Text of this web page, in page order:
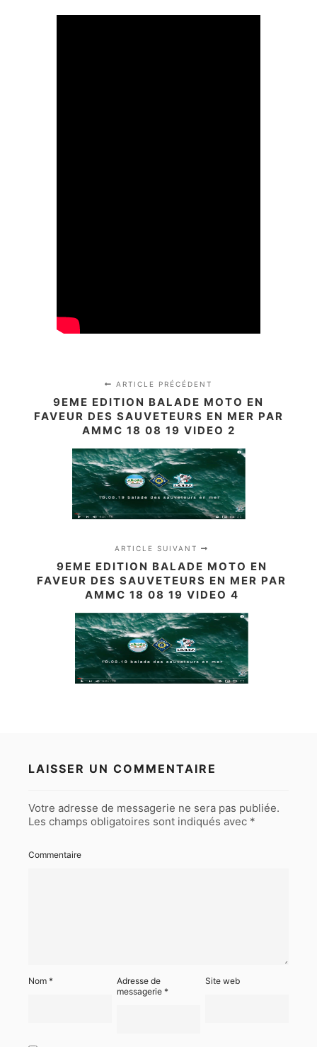
ARTICLE PRÉCÉDENT
9EME EDITION BALADE MOTO EN
FAVEUR DES SAUVETEURS EN MER PAR
AMMC 18 08 19 VIDEO 2
ARTICLE SUIVANT
9EME EDITION BALADE MOTO EN
FAVEUR DES SAUVETEURS EN MER PAR
AMMC 18 08 19 VIDEO 4
LAISSER UN COMMENTAIRE
Votre adresse de messagerie ne sera pas publiée.
Les champs obligatoires sont indiqués avec *
Commentaire
Nom *
Adresse de
messagerie*
Site web